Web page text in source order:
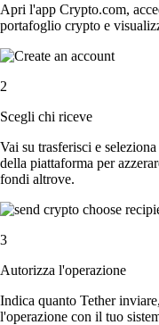
Apri l'app Crypto.com,
portafoglio crypto e
2
Scegli chi riceve
Vai su trasferisci e
della piattaforma per
fondi altrove.
3
Autorizza l'operazione
Indica quanto Tether
l'operazione con il tuo